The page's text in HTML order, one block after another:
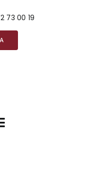
73 00 19